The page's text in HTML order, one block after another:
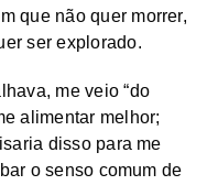
que não quer morrer,
ser explorado.
me veio “do
alimentar melhor;
disso para me
o senso comum de